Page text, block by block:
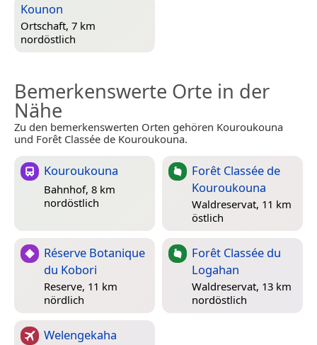
Kounon
Ortschaft, 7 km
nordöstlich
Bemerkenswerte Orte in der
Nähe
Zu den bemerkenswerten Orten gehören Kouroukouna
und Forêt Classée de Kouroukouna.
Kouroukouna
Bahnhof, 8 km
nordöstlich
Forêt Classée de
Kouroukouna
Waldreservat, 11 km
östlich
Réserve Botanique
du Kobori
Reserve, 11 km
nördlich
Forêt Classée du
Logahan
Waldreservat, 13 km
nordöstlich
Welengekaha